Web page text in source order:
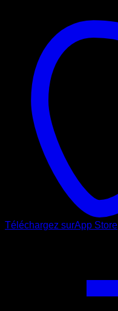
Téléchargez surApp Store